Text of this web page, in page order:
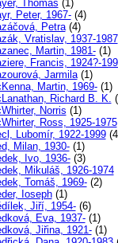
Thomas (1)
Peter, 1967-(4)
Petra(4)
Vratislav, 1937-1987
Martin, 1981-(1)
Francis, 1924?-
Jarmila(1)
Martin, 1969-(1)
Richard B. K.
Norris (1)
Ross, 1925-1975
Lubomír, 1922-1999
Milan, 1930-(1)
Ivo, 1936-(3)
Mikuláš, 1926-1974
Tomáš, 1969-(2)
Ioseph(1)
Jiří, 1954-(6)
Eva, 1937-(1)
Jiřina, 1921-(1)